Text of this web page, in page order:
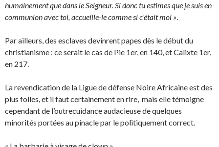
humainement que dans le Seigneur. Si donc tu estimes que je suis en
communion avec toi, accueille-le comme si c’était moi ».
Par ailleurs, des esclaves devinrent papes dès le début du
christianisme : ce serait le cas de Pie 1er, en 140, et Calixte 1er,
en 217.
La revendication de la Ligue de défense Noire Africaine est des
plus folles, et il faut certainement en rire, mais elle témoigne
cependant de l’outrecuidance audacieuse de quelques
minorités portées au pinacle par le politiquement correct.